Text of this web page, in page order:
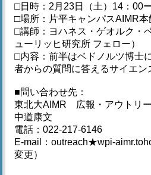
□日時：2月23日（土）14：00
□場所：片平キャンパスAIMR本
□講師：ヨハネス・ゲオルク・
ューリッヒ研究所 フェロー）
□内容：前半はベドノルツ博士
者からの質問に答えるサイエン
■問い合わせ先：
東北大AIMR 広報・アウトリ
中道康文
電話：022-217-6146
E-mail：outreach★wpi-
変更）